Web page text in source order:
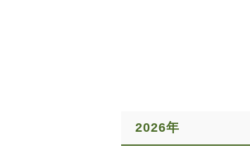
2026年